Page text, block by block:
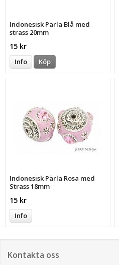
Indonesisk Pärla Blå med
strass 20mm
15 kr
Info Köp
Indonesisk Pärla Rosa med
Strass 18mm
15 kr
Info
Kontakta oss